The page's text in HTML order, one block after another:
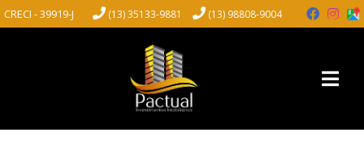
CRECI - 39919-J (13) 35133-9881 (13) 98808-9004